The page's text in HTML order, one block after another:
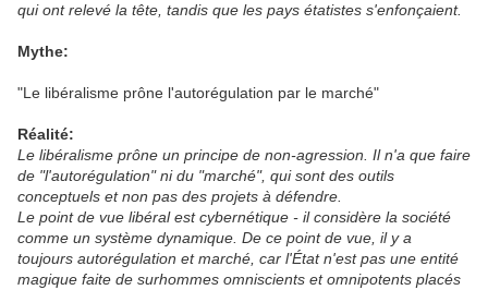
qui ont relevé la tête, tandis que les pays étatistes s'enfonçaient.
Mythe:
"Le libéralisme prône l'autorégulation par le marché"
Réalité:
Le libéralisme prône un principe de non-agression. Il n'a que faire
de "l'autorégulation" ni du "marché", qui sont des outils
conceptuels et non pas des projets à défendre.
Le point de vue libéral est cybernétique - il considère la société
comme un système dynamique. De ce point de vue, il y a
toujours autorégulation et marché, car l'État n'est pas une entité
magique faite de surhommes omniscients et omnipotents placés